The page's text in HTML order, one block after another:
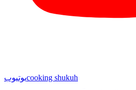
یوتیوبcooking shukuh